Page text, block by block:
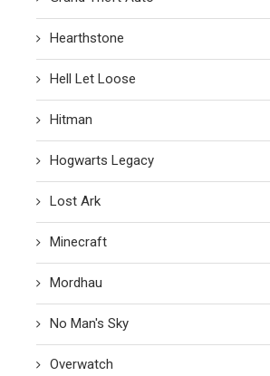
Hearthstone
Hell Let Loose
Hitman
Hogwarts Legacy
Lost Ark
Minecraft
Mordhau
No Man's Sky
Overwatch